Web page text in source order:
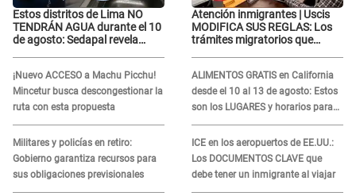
Estos distritos de Lima NO
TENDRÁN AGUA durante el 10
de agosto: Sedapal revela
¡Nuevo ACCESO a Machu Picchu!
Mincetur busca descongestionar la
ruta con esta propuesta
Militares y policías en retiro:
Gobierno garantiza recursos para
sus obligaciones previsionales
Atención inmigrantes | Uscis
MODIFICA SUS REGLAS: Los
trámites migratorios que
ALIMENTOS GRATIS en California
desde el 10 al 13 de agosto: Estos
son los LUGARES y horarios para
recibir la ayuda
ICE en los aeropuertos de EE.UU.:
Los DOCUMENTOS CLAVE que
debe tener un inmigrante al viajar